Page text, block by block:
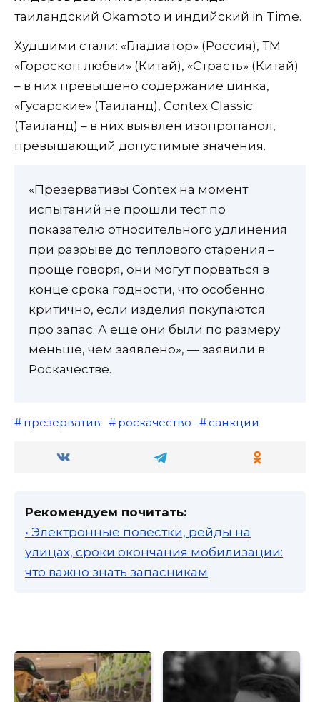
таиландский Okamoto и индийский in Time.
Худшими стали: «Гладиатор» (Россия), ТМ
«Гороскоп любви» (Китай), «Страсть» (Китай)
– в них превышено содержание цинка,
«Гусарские» (Таиланд), Contex Classic
(Таиланд) – в них выявлен изопропанол,
превышающий допустимые значения.
«Презервативы Contex на момент
испытаний не прошли тест по
показателю относительного удлинения
при разрыве до теплового старения –
проще говоря, они могут порваться в
конце срока годности, что особенно
критично, если изделия покупаются
про запас. А еще они были по размеру
меньше, чем заявлено», — заявили в
Роскачестве.
презерватив роскачество санкции
Рекомендуем почитать:
• Электронные повестки, рейды на
улицах, сроки окончания мобилизации:
что важно знать запасникам